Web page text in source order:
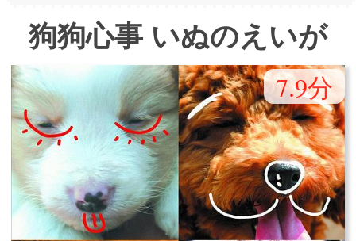
狗狗心事 いぬのえいが
7.9分